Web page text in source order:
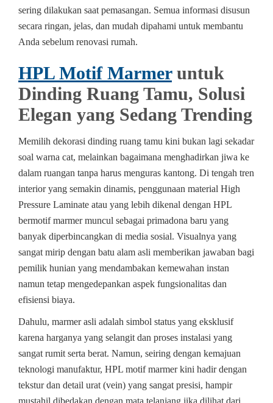
sering dilakukan saat pemasangan. Semua informasi disusun
secara ringan, jelas, dan mudah dipahami untuk membantu
Anda sebelum renovasi rumah.
HPL Motif Marmeruntuk
Dinding Ruang Tamu, Solusi
Elegan yang Sedang Trending
Memilih dekorasi dinding ruang tamu kini bukan lagi sekadar
soal warna cat, melainkan bagaimana menghadirkan jiwa ke
dalam ruangan tanpa harus menguras kantong. Di tengah tren
interior yang semakin dinamis, penggunaan material High
Pressure Laminate atau yang lebih dikenal dengan HPL
bermotif marmer muncul sebagai primadona baru yang
banyak diperbincangkan di media sosial. Visualnya yang
sangat mirip dengan batu alam asli memberikan jawaban bagi
pemilik hunian yang mendambakan kemewahan instan
namun tetap mengedepankan aspek fungsionalitas dan
efisiensi biaya.
Dahulu, marmer asli adalah simbol status yang eksklusif
karena harganya yang selangit dan proses instalasi yang
sangat rumit serta berat. Namun, seiring dengan kemajuan
teknologi manufaktur, HPL motif marmer kini hadir dengan
tekstur dan detail urat (vein) yang sangat presisi, hampir
mustahil dibedakan dengan mata telanjang jika dilihat dari